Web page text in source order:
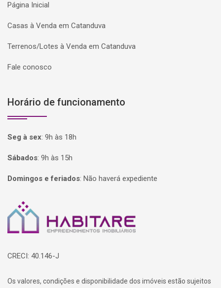
Página Inicial
Casas à Venda em Catanduva
Terrenos/Lotes à Venda em Catanduva
Fale conosco
Horário de funcionamento
Seg à sex: 9h às 18h
Sábados: 9h às 15h
Domingos e feriados: Não haverá expediente
Página inicial
CRECI: 40.146-J
Os valores, condições e disponibilidade dos imóveis estão sujeitos